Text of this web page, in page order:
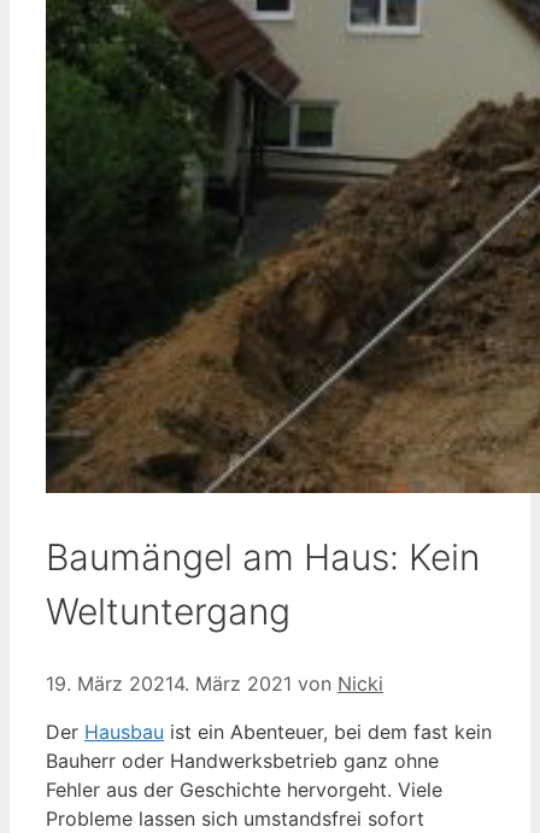
Baumängel am Haus: Kein
Weltuntergang
19. März 20214. März 2021 von Nicki
Der Hausbau ist ein Abenteuer, bei dem fast kein
Bauherr oder Handwerksbetrieb ganz ohne
Fehler aus der Geschichte hervorgeht. Viele
Probleme lassen sich umstandsfrei sofort